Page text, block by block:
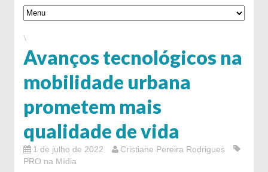
\
Avanços tecnológicos na
mobilidade urbana
prometem mais
qualidade de vida
1 de julho de 2022
Cristiane Pereira Rodrigues
PRO na Mídia